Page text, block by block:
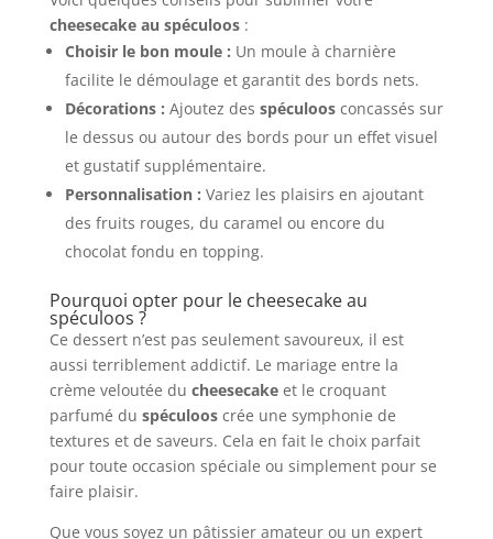
cheesecake au spéculoos:
Choisir le bon moule : Un moule à charnière
facilite le démoulage et garantit des bords nets.
Décorations : Ajoutez des spéculoosconcassés sur
le dessus ou autour des bords pour un effet visuel
et gustatif supplémentaire.
Personnalisation : Variez les plaisirs en ajoutant
des fruits rouges, du caramel ou encore du
chocolat fondu en topping.
Pourquoi opter pour le cheesecake au
spéculoos ?
Ce dessert n’est pas seulement savoureux, il est
aussi terriblement addictif. Le mariage entre la
crème veloutée du cheesecakeet le croquant
parfumé du spéculooscrée une symphonie de
textures et de saveurs. Cela en fait le choix parfait
pour toute occasion spéciale ou simplement pour se
faire plaisir.
Que vous soyez un pâtissier amateur ou un expert